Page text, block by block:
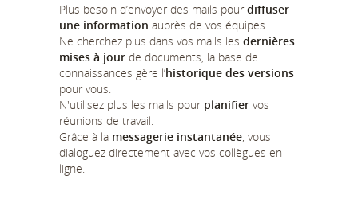
Plus besoin d’envoyer des mails pour diffuser
une information auprès de vos équipes.
Ne cherchez plus dans vos mails les dernières
mises à jour de documents, la base de
connaissances gère l’historique des versions
pour vous.
N'utilisez plus les mails pour planifier vos
réunions de travail.
Grâce à la messagerie instantanée, vous
dialoguez directement avec vos collègues en
ligne.